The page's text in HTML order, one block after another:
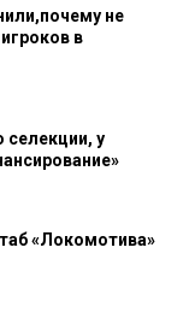
не
в
у
«Локомотива»